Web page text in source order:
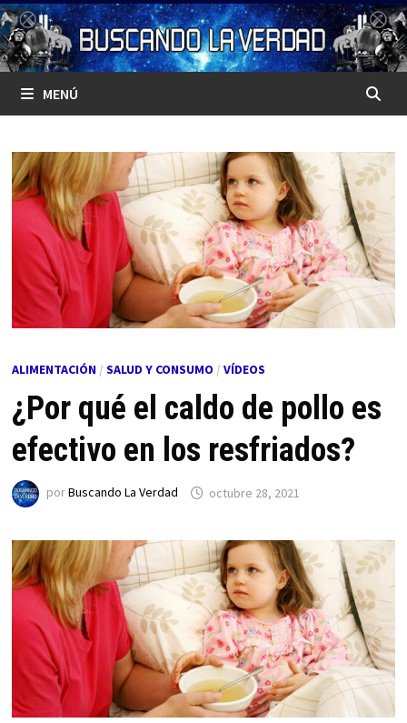
Saltar
al
contenido
MENÚ
ALIMENTACIÓN/ SALUD Y CONSUMO / VÍDEOS
¿Por qué el caldo de pollo es
efectivo en los resfriados?
porBuscando La Verdad octubre 28, 2021